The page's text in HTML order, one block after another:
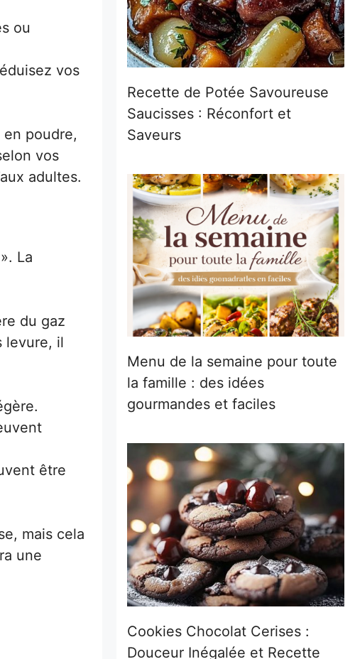
ou
vos
en poudre,
vos
adultes.
La
du gaz
levure, il
être
mais cela
une
Recette de Potée Savoureuse
Saucisses : Réconfort et
Saveurs
Menu de la semaine pour toute
la famille : des idées
gourmandes et faciles
Cookies Chocolat Cerises :
Douceur Inégalée et Recette